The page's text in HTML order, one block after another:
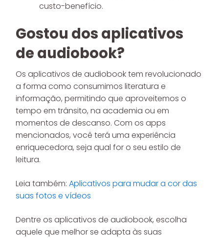
custo-benefício.
Gostou dos aplicativos
de audiobook?
Os aplicativos de audiobook tem revolucionado
a forma como consumimos literatura e
informação, permitindo que aproveitemos o
tempo em trânsito, na academia ou em
momentos de descanso. Com os apps
mencionados, você terá uma experiência
enriquecedora, seja qual for o seu estilo de
leitura.
Leia também: Aplicativos para mudar a cor das
suas fotos e vídeos
Dentre os aplicativos de audiobook, escolha
aquele que melhor se adapta às suas